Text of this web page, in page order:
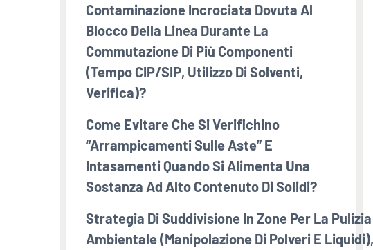
Contaminazione Incrociata Dovuta Al
Blocco Della Linea Durante La
Commutazione Di Più Componenti
(tempo CIP/SIP, Utilizzo Di Solventi,
Verifica)?
Come Evitare Che Si Verifichino
“arrampicamenti Sulle Aste” E
Intasamenti Quando Si Alimenta Una
Sostanza Ad Alto Contenuto Di Solidi?
Strategia Di Suddivisione In Zone Per La Pulizia
Ambientale (manipolazione Di Polveri E Liquidi),